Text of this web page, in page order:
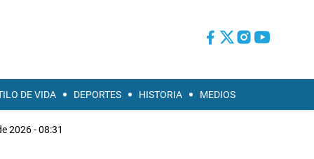
DE VIDA DEPORTES HISTORIA MEDIOS
2026 - 08:31